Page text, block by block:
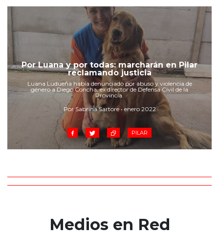
Por Luana y por todas: marcharán en Pilar
reclamando justicia
Luana Ludueña había denunciado por abuso y violencia de
género a Diego Concha, ex director de Defensa Civil de la
Provincia.
Por Sabrina Sartore • enero 2022
PILAR
Medios en Red